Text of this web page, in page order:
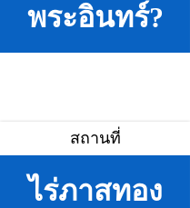
พระอินทร์?
สถานที่
ไร่ภาสทอง